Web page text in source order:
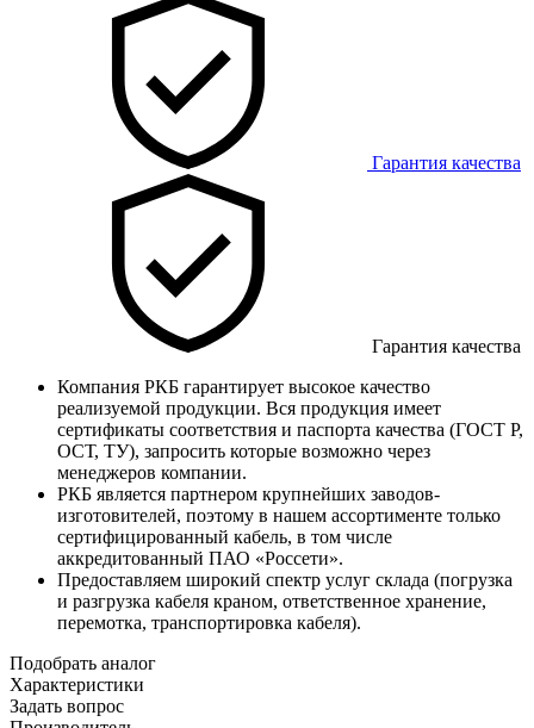
Гарантия качества
Гарантия качества
Компания РКБ гарантирует высокое качество
реализуемой продукции. Вся продукция имеет
сертификаты соответствия и паспорта качества (ГОСТ Р,
ОСТ, ТУ), запросить которые возможно через
менеджеров компании.
РКБ является партнером крупнейших заводов-
изготовителей, поэтому в нашем ассортименте только
сертифицированный кабель, в том числе
аккредитованный ПАО «Россети».
Предоставляем широкий спектр услуг склада (погрузка
и разгрузка кабеля краном, ответственное хранение,
перемотка, транспортировка кабеля).
Подобрать аналог
Характеристики
Задать вопрос